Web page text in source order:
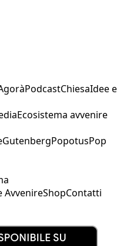
PodcastChiesaIdee e
Ecosistema avvenire
GutenbergPopotusPop
AvvenireShopContatti